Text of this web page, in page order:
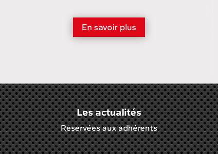
En savoir plus
Les actualités
Réservées aux adhérents